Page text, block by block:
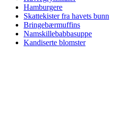
Hamburgere
Skattekister fra havets bunn
Bringebærmuffins
Namskillebabbasuppe
Kandiserte blomster